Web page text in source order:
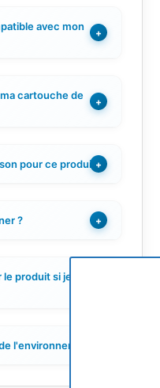
avec mon
+
cartouche de
+
pour ce produit ?
+
? +
produit si je ne
l'environnement ?